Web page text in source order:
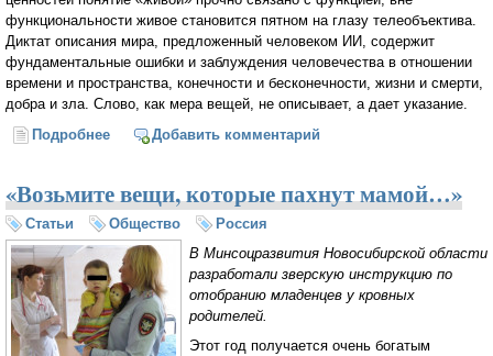
функциональности живое становится пятном на глазу телеобъектива.
Диктат описания мира, предложенный человеком ИИ, содержит
фундаментальные ошибки и заблуждения человечества в отношении
времени и пространства, конечности и бесконечности, жизни и смерти,
добра и зла. Слово, как мера вещей, не описывает, а дает указание.
Подробнее о Искусственный интеллект (ИИ) как оружие 21 века:
Добавить комментарий
«Возьмите вещи, которые пахнут мамой…»
Статьи Общество
Россия
В Минсоцразвития Новосибирской области
разработали зверскую инструкцию по
отобранию младенцев у кровных
родителей.
Этот год получается очень богатым